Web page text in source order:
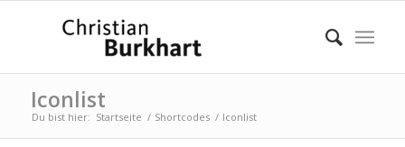
Iconlist
Du bist hier: Startseite / Shortcodes / Iconlist